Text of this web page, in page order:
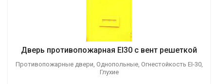
Дверь противопожарная EI30 с вент решеткой
Противопожарные двери, Однопольные, Огнестойкость EI-30,
Глухие